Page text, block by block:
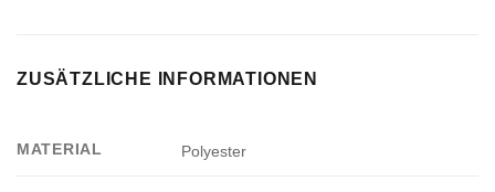
ZUSÄTZLICHE INFORMATIONEN
MATERIAL Polyester